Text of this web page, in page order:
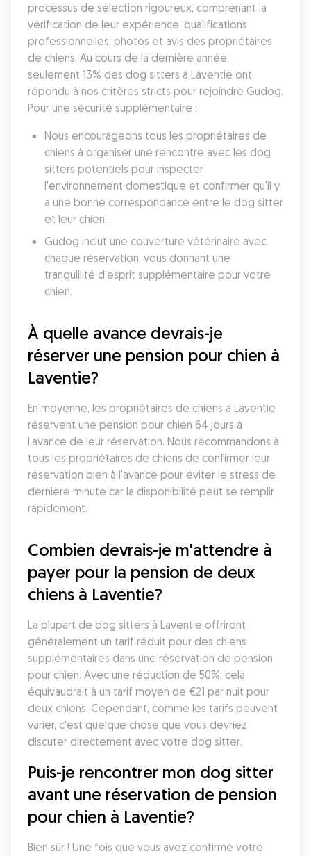
processus de sélection rigoureux, comprenant la
vérification de leur expérience, qualifications
professionnelles, photos et avis des propriétaires
de chiens. Au cours de la dernière année,
seulement 13% des dog sitters à Laventie ont
répondu à nos critères stricts pour rejoindre Gudog.
Pour une sécurité supplémentaire :
Nous encourageons tous les propriétaires de
chiens à organiser une rencontre avec les dog
sitters potentiels pour inspecter
l'environnement domestique et confirmer qu'il y
a une bonne correspondance entre le dog sitter
et leur chien.
Gudog inclut une couverture vétérinaire avec
chaque réservation, vous donnant une
tranquillité d'esprit supplémentaire pour votre
chien.
À quelle avance devrais-je
réserver une pension pour chien à
Laventie?
En moyenne, les propriétaires de chiens à Laventie
réservent une pension pour chien 64 jours à
l'avance de leur réservation. Nous recommandons à
tous les propriétaires de chiens de confirmer leur
réservation bien à l'avance pour éviter le stress de
dernière minute car la disponibilité peut se remplir
rapidement.
Combien devrais-je m'attendre à
payer pour la pension de deux
chiens à Laventie?
La plupart de dog sitters à Laventie offriront
généralement un tarif réduit pour des chiens
supplémentaires dans une réservation de pension
pour chien. Avec une réduction de 50%, cela
équivaudrait à un tarif moyen de €21 par nuit pour
deux chiens. Cependant, comme les tarifs peuvent
varier, c'est quelque chose que vous devriez
discuter directement avec votre dog sitter.
Puis-je rencontrer mon dog sitter
avant une réservation de pension
pour chien à Laventie?
Bien sûr ! Une fois que vous avez confirmé votre